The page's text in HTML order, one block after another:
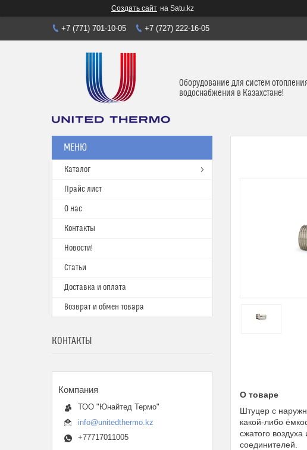
Создать сайт на Satu.kz
+7 (771) 701-10-05 +7 (727) 222-16-05
Оборудование для систем
водоснабжения в Казахстане!
О товаре
Штуцер с
какой-либо
сжатого
соединителей.
Каталог
Прайс лист
О нас
Контакты
Новости!
Статьи
Доставка и оплата
Возврат и обмен товара
КОНТАКТЫ
ТОО "Юнайтед Термо"
info@unitedthermo.kz
+77717011005